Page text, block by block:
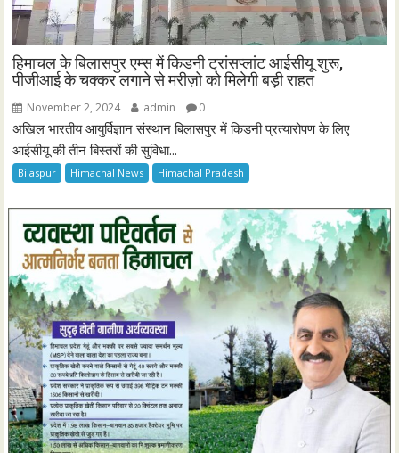
हिमाचल के बिलासपुर एम्स में किडनी ट्रांसप्लांट आईसीयू शुरू,
पीजीआई के चक्कर लगाने से मरीज़ो को मिलेगी बड़ी राहत
November 2, 2024 admin 0
अखिल भारतीय आयुर्विज्ञान संस्थान बिलासपुर में किडनी प्रत्यारोपण के लिए
आईसीयू की तीन बिस्तरों की सुविधा...
Bilaspur Himachal News Himachal Pradesh